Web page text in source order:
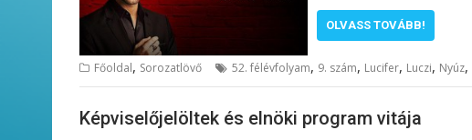
OLVASS TOVÁBB!
Főoldal, Sorozatlövő 52. félévfolyam, 9. szám, Lucifer, Luczi, Nyúz,
Képviselőjelöltek és elnöki program vitája